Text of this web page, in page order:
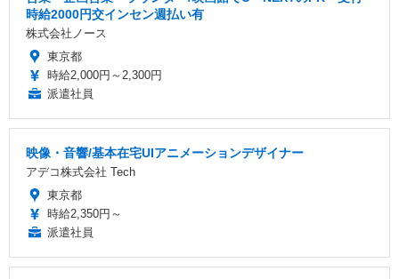
時給2000円交インセン週払い有
株式会社ノース
東京都
時給2,000円～2,300円
派遣社員
映像・音響/基本在宅UIアニメーションデザイナー
アデコ株式会社 Tech
東京都
時給2,350円～
派遣社員